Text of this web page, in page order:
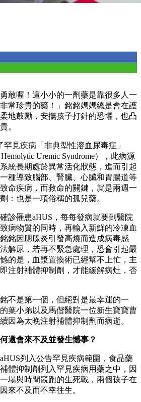
敢喔！這小小的一劑藥是靠很多人一
常珍貴的藥！」銘銘媽媽總是會在護
地鼓勵，安撫孩子打針的恐懼，也凸
。
見疾病「非典型性溶血尿毒症」
Uremic Syndrome），此病源
統長期處於異常活化狀態，進而引起
種導致腦部、腎臟、心臟和胃腸道等
命疾病，而救命的關鍵，就是兩週一
：也是一項俗稱的孤兒藥。
診罹患aHUS，每每發病就要到醫院
病物質的同時，再輸入新鮮的冷凍血
銘因腮腺炎引發高燒而造成病毒感
解尿，若再不緊急處理，恐會引起嚴
的是，血漿置換術已經幫不上忙，主
注射補體抑制劑，才能緩解病灶，否
不是第一個，但絕對是最幸運的一
葉小弟以及馬偕醫院一位新生寶寶曹
因為太晚注射補體抑制劑而病逝。
還會來不及並發生憾事？
列入公告罕見疾病範圍，食品藥
體抑制劑列入罕見疾病用藥之中，因
場與時間競跑的生死戰，兩個孩子在
來不及而不幸往生。